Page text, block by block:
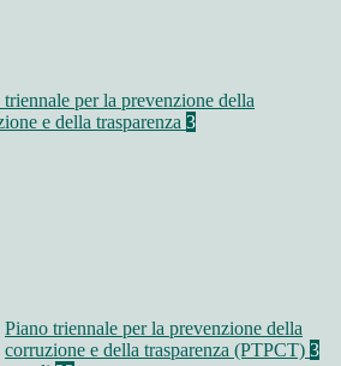
triennale per la prevenzione della
e della trasparenza 3
Piano triennale per la prevenzione della
corruzione e della trasparenza (PTPCT) 3